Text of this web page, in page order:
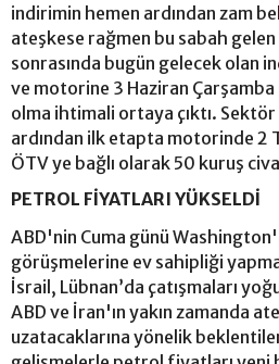
indirimin hemen ardından zam
ateşkese rağmen bu sabah gelen
sonrasında bugün gelecek olan
ve motorine 3 Haziran
olma ihtimali ortaya çıktı.
ardından ilk etapta motorinde 2
ÖTV ye bağlı olarak 50 kuruş
PETROL FİYATLARI YÜKSELDİ
ABD'nin Cuma günü
görüşmelerine ev sahipliği
İsrail, Lübnan’da çatışmaları
ABD ve İran'ın yakın zamanda
uzatacaklarına yönelik